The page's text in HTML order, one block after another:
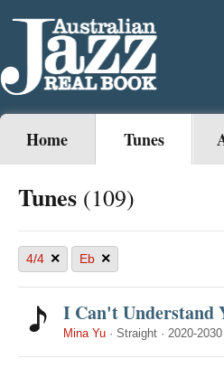
Home Tunes
Tunes (109)
4/4 × Eb ×
I Can't Understand
Mina Yu · Straight · 2020-2030